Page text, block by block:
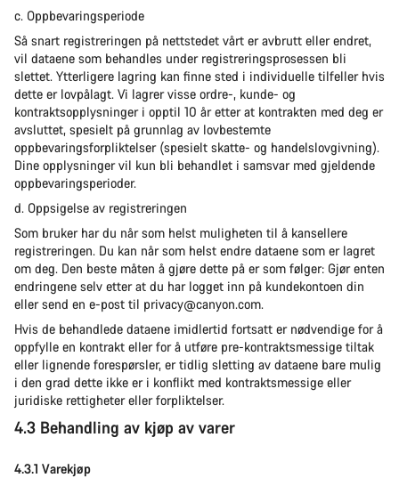
c. Oppbevaringsperiode
Så snart registreringen på nettstedet vårt er avbrutt eller endret,
vil dataene som behandles under registreringsprosessen bli
slettet. Ytterligere lagring kan finne sted i individuelle tilfeller hvis
dette er lovpålagt. Vi lagrer visse ordre-, kunde- og
kontraktsopplysninger i opptil 10 år etter at kontrakten med deg er
avsluttet, spesielt på grunnlag av lovbestemte
oppbevaringsforpliktelser (spesielt skatte- og handelslovgivning).
Dine opplysninger vil kun bli behandlet i samsvar med gjeldende
oppbevaringsperioder.
d. Oppsigelse av registreringen
Som bruker har du når som helst muligheten til å kansellere
registreringen. Du kan når som helst endre dataene som er lagret
om deg. Den beste måten å gjøre dette på er som følger: Gjør enten
endringene selv etter at du har logget inn på kundekontoen din
eller send en e-post til privacy@canyon.com.
Hvis de behandlede dataene imidlertid fortsatt er nødvendige for å
oppfylle en kontrakt eller for å utføre pre-kontraktsmessige tiltak
eller lignende forespørsler, er tidlig sletting av dataene bare mulig
i den grad dette ikke er i konflikt med kontraktsmessige eller
juridiske rettigheter eller forpliktelser.
4.3 Behandling av kjøp av varer
4.3.1 Varekjøp